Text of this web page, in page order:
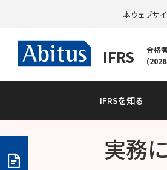
本ウェブサ
IFRS
合格
IFRSを知る
実務